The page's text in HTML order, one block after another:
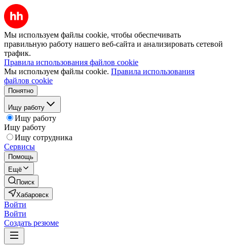
Мы используем файлы cookie, чтобы обеспечивать
правильную работу нашего веб-сайта и анализировать сетевой
трафик.
Правила использования файлов cookie
Мы используем файлы cookie. Правила использования
файлов cookie
Понятно
Ищу работу
Ищу работу
Ищу работу
Ищу сотрудника
Сервисы
Помощь
Ещё
Поиск
Хабаровск
Войти
Войти
Создать резюме